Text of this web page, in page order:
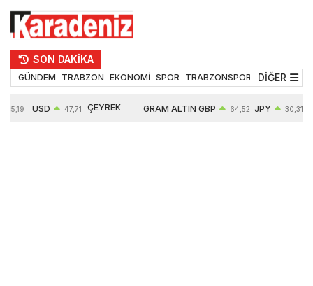
SON DAKİKA
GÜNDEM TRABZON EKONOMİ SPOR TRABZONSPOR TEKNOLOJİ
DİĞER
55,19 USD 47,71 ÇEYREK GRAM ALTIN GBP 64,52 JPY 30,31